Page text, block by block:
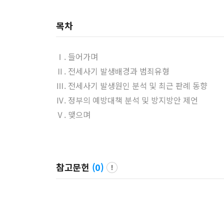
목차
Ⅰ. 들어가며
Ⅱ. 전세사기 발생배경과 범죄유형
Ⅲ. 전세사기 발생원인 분석 및 최근 판례 동향
Ⅳ. 정부의 예방대책 분석 및 방지방안 제언
Ⅴ. 맺으며
참고문헌 (0)